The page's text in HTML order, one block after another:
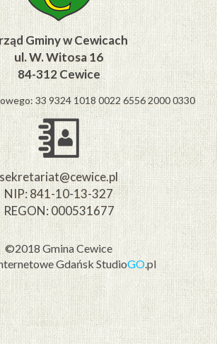
Gminy w Cewicach
ul. W. Witosa 16
84-312 Cewice
33 9324 1018 0022 6556 2000 0330
sekretariat@cewice.pl
NIP: 841-10-13-327
REGON: 000531677
©2018 Gmina Cewice
GdańskStudioGO.pl